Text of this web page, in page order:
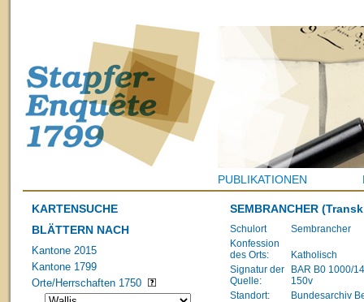
PUBLIKATIONEN
KARTENSUCHE
BLÄTTERN NACH
Kantone 2015
Kantone 1799
Orte/Herrschaften 1750
SEMBRANCHER
Schulort
Sembrancher
Konfession
des Orts:
Katholisch
Signatur der
Quelle:
BAR B0 1000/
150v
Standort:
Bundesarchiv